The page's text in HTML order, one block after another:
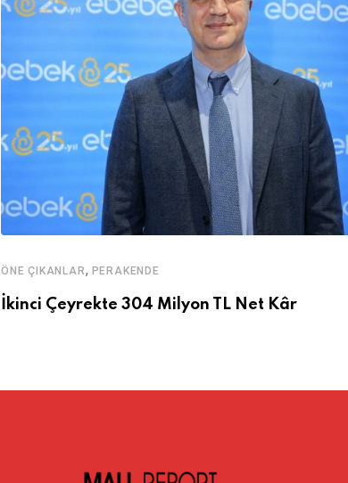
ÖNE ÇIKANLAR, PERAKENDE
İkinci Çeyrekte 304 Milyon TL Net Kâr